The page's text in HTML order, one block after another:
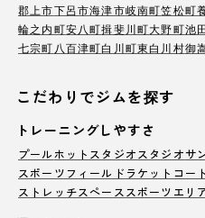
郡上市下呂市海津市岐南町笠松町
輪之内町安八町揖斐川町大野町池
七宗町 八百津町白川町東白川村御
こだわりでジムを探す
トレーニングしやすさ
プールホットスタジオ スタジオサ
スポーツフィールド ラケットコート
ストレッチスペース スポーツエリ